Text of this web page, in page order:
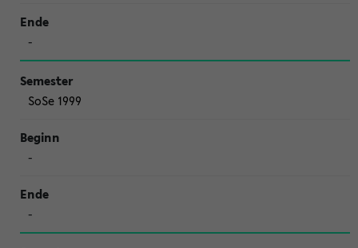
-
SoSe 1999
-
-